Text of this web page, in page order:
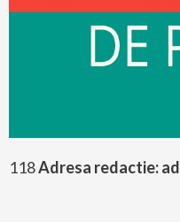
118Adresa redactie: